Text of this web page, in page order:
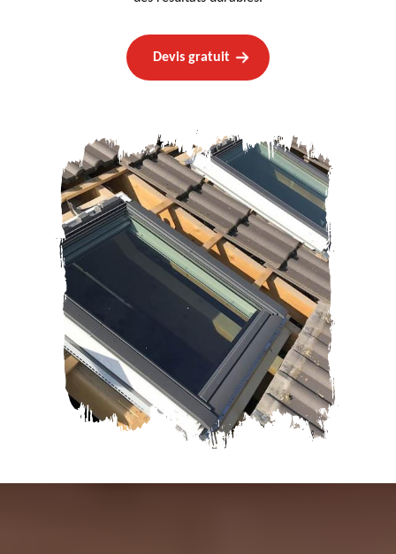
Devis gratuit